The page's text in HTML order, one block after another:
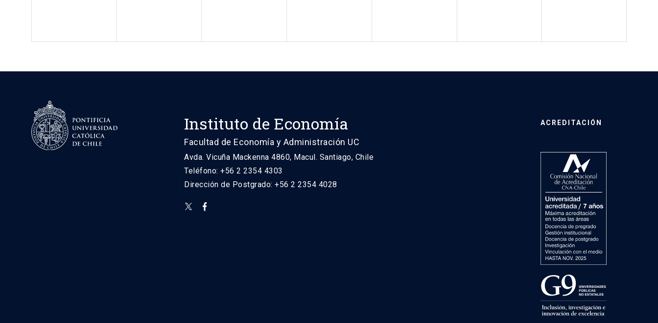
Instituto de Economía
Facultad de Economía y Administración UC
Avda. Vicuña Mackenna 4860, Macul. Santiago, Chile
Teléfono: +56 2 2354 4303
Dirección de Postgrado: +56 2 2354 4028
ACREDITACIÓN